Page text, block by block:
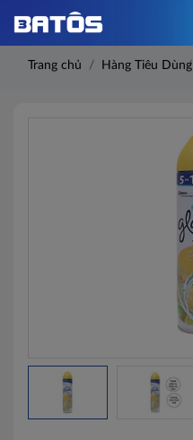
Trang chủ Hàng Tiêu Dùng